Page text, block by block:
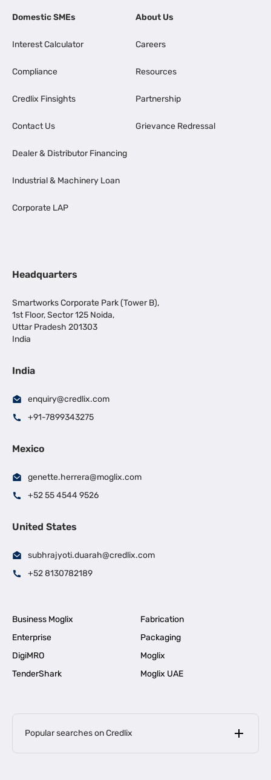
Domestic SMEs
Interest Calculator
Compliance
Credlix Finsights
Contact Us
Dealer & Distributor Financing
Industrial & Machinery Loan
Corporate LAP
About Us
Careers
Resources
Partnership
Grievance Redressal
Headquarters
Smartworks Corporate Park (Tower B),
1st Floor, Sector 125 Noida,
Uttar Pradesh 201303
India
India
enquiry@credlix.com
+91-7899343275
Mexico
genette.herrera@moglix.com
+52 55 4544 9526
United States
subhrajyoti.duarah@credlix.com
+52 8130782189
Business Moglix
Fabrication
Enterprise
Packaging
DigiMRO
Moglix
TenderShark
Moglix UAE
Popular searches on Credlix